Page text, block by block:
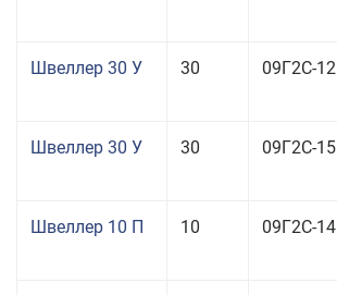
Швеллер 30 У 30 09Г2С-12
Швеллер 30 У 30 09Г2С-15
Швеллер 10 П 10 09Г2С-14